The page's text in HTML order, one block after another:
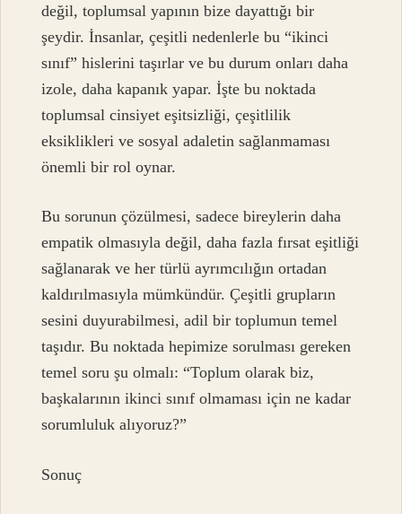
değil, toplumsal yapının bize dayattığı bir
şeydir. İnsanlar, çeşitli nedenlerle bu “ikinci
sınıf” hislerini taşırlar ve bu durum onları daha
izole, daha kapanık yapar. İşte bu noktada
toplumsal cinsiyet eşitsizliği, çeşitlilik
eksiklikleri ve sosyal adaletin sağlanmaması
önemli bir rol oynar.
Bu sorunun çözülmesi, sadece bireylerin daha
empatik olmasıyla değil, daha fazla fırsat eşitliği
sağlanarak ve her türlü ayrımcılığın ortadan
kaldırılmasıyla mümkündür. Çeşitli grupların
sesini duyurabilmesi, adil bir toplumun temel
taşıdır. Bu noktada hepimize sorulması gereken
temel soru şu olmalı: “Toplum olarak biz,
başkalarının ikinci sınıf olmaması için ne kadar
sorumluluk alıyoruz?”
Sonuç